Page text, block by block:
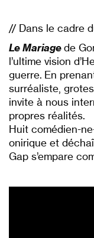
// Dans le cadre
Le Mariagede
l’ultime vision
guerre. En
surréaliste,
invite à nous
propres réalités.
Huit comédien-
onirique et
Gap s’empare